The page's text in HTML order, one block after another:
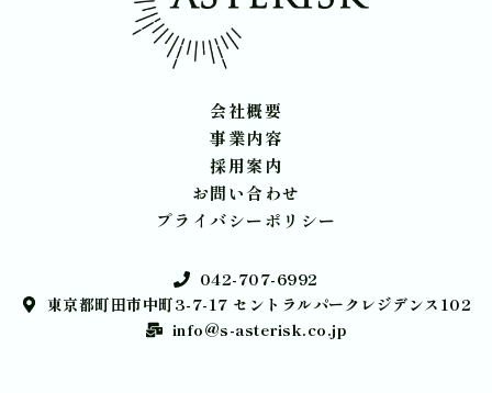
会社概要
事業内容
採用案内
お問い合わせ
プライバシーポリシー
042-707-6992
東京都町田市中町3-7-17 セントラルパークレジデンス102
info@s-asterisk.co.jp